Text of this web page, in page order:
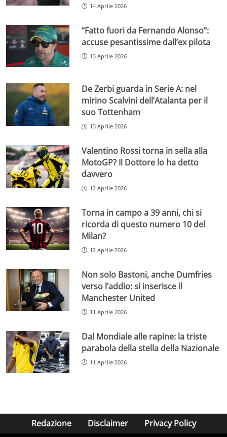
14 Aprile 2026
“Fatto fuori da Fernando Alonso”:
accuse pesantissime dall’ex pilota
13 Aprile 2026
De Zerbi guarda in Serie A: nel
mirino Scalvini dell’Atalanta per il
suo Tottenham
13 Aprile 2026
Valentino Rossi torna in sella alla
MotoGP? Il Dottore lo ha detto
davvero
12 Aprile 2026
Torna in campo a 39 anni, chi si
ricorda di questo numero 10 del
Milan?
12 Aprile 2026
Non solo Bastoni, anche Dumfries
verso l’addio: si inserisce il
Manchester United
11 Aprile 2026
Dal Mondiale alle rapine: la triste
parabola della stella della Nazionale
11 Aprile 2026
Redazione Disclaimer Privacy Policy